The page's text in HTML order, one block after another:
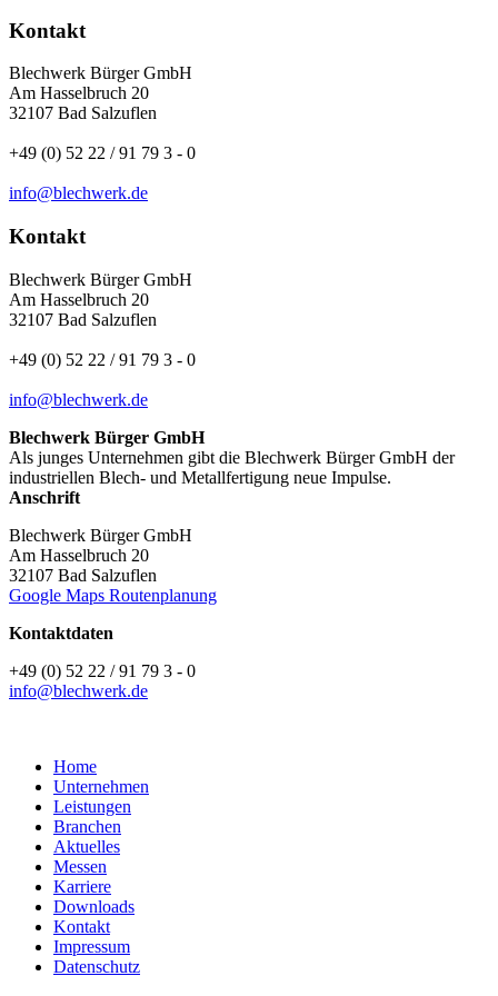
Kontakt
Blechwerk Bürger GmbH
Am Hasselbruch 20
32107 Bad Salzuflen
+49 (0) 52 22 / 91 79 3 - 0
info@blechwerk.de
Kontakt
Blechwerk Bürger GmbH
Am Hasselbruch 20
32107 Bad Salzuflen
+49 (0) 52 22 / 91 79 3 - 0
info@blechwerk.de
Blechwerk Bürger GmbH
Als junges Unternehmen gibt die Blechwerk Bürger GmbH der
industriellen Blech- und Metallfertigung neue Impulse.
Anschrift
Blechwerk Bürger GmbH
Am Hasselbruch 20
32107 Bad Salzuflen
Google Maps Routenplanung
Kontaktdaten
+49 (0) 52 22 / 91 79 3 - 0
info@blechwerk.de
Home
Unternehmen
Leistungen
Branchen
Aktuelles
Messen
Karriere
Downloads
Kontakt
Impressum
Datenschutz